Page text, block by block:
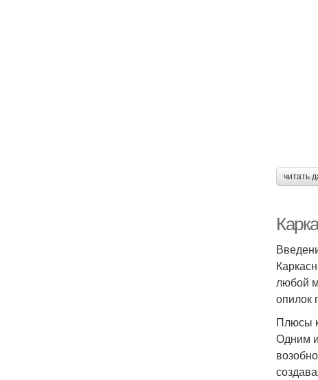
читать
любой
опилок
Плюсы
Одним